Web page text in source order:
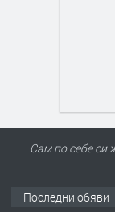
Сам по себе си
Последни обяви